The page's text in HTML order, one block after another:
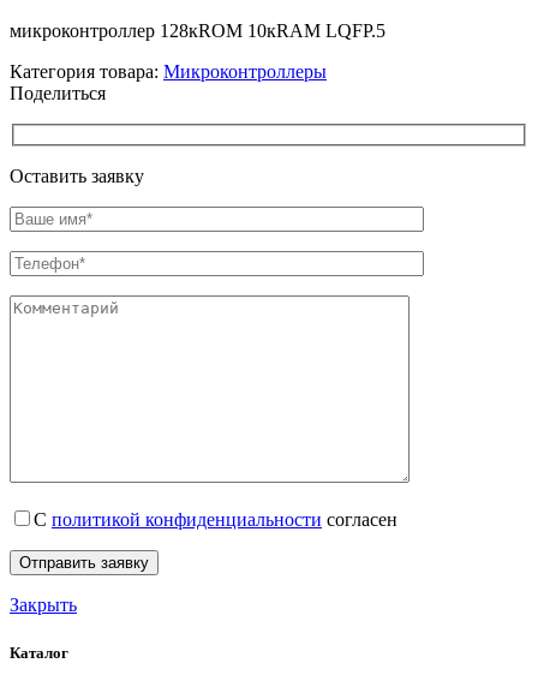
микроконтроллер 128кROM 10кRAM LQFP.5
Категория товара: Микроконтроллеры
Поделиться
Оставить заявку
С политикой конфиденциальности согласен
Закрыть
Каталог